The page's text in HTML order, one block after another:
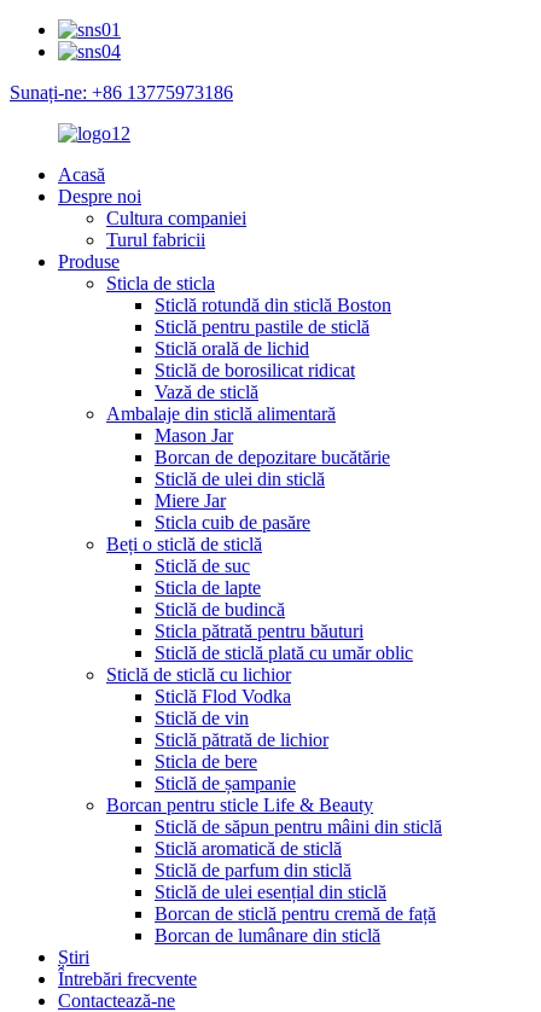
Sunați-ne: +86 13775973186
Acasă
Despre noi
Cultura companiei
Turul fabricii
Produse
Sticla de sticla
Sticlă rotundă din sticlă Boston
Sticlă pentru pastile de sticlă
Sticlă orală de lichid
Sticlă de borosilicat ridicat
Vază de sticlă
Ambalaje din sticlă alimentară
Mason Jar
Borcan de depozitare bucătărie
Sticlă de ulei din sticlă
Miere Jar
Sticla cuib de pasăre
Beți o sticlă de sticlă
Sticlă de suc
Sticla de lapte
Sticlă de budincă
Sticla pătrată pentru băuturi
Sticlă de sticlă plată cu umăr oblic
Sticlă de sticlă cu lichior
Sticlă Flod Vodka
Sticlă de vin
Sticlă pătrată de lichior
Sticla de bere
Sticlă de șampanie
Borcan pentru sticle Life & Beauty
Sticlă de săpun pentru mâini din sticlă
Sticlă aromatică de sticlă
Sticlă de parfum din sticlă
Sticlă de ulei esențial din sticlă
Borcan de sticlă pentru cremă de față
Borcan de lumânare din sticlă
Știri
Întrebări frecvente
Contactează-ne